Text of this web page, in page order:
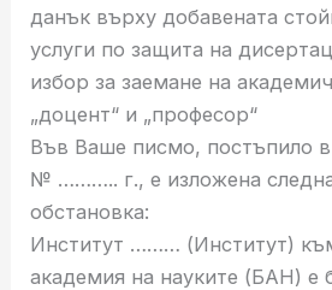
данък върху добавената
услуги по защита на
избор за заемане на
„доцент“ и „професор“
Във Ваше писмо, постъпило
№ ……….. г., е изложена
обстановка:
Институт ……… (Институт)
академия на науките (БАН) е